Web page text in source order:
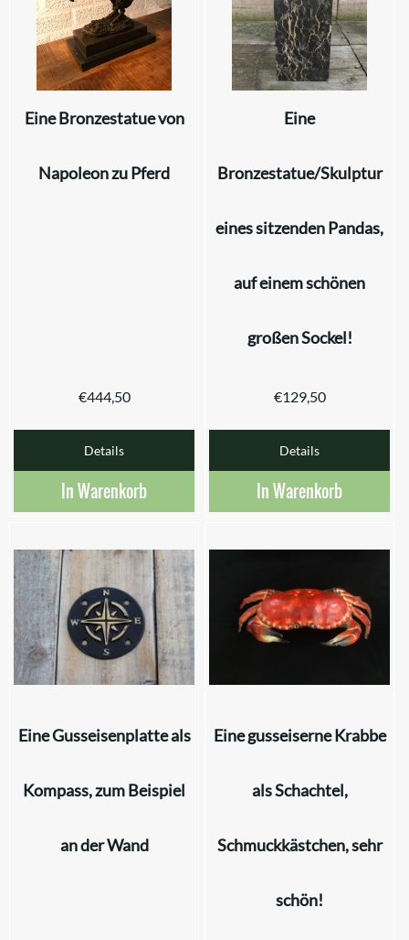
Eine Bronzestatue von
Napoleon zu Pferd
€444,50
Details
In Warenkorb
Eine
Bronzestatue/Skulptur
eines sitzenden Pandas,
auf einem schönen
großen Sockel!
€129,50
Details
In Warenkorb
Eine Gusseisenplatte als
Kompass, zum Beispiel
an der Wand
Eine gusseiserne Krabbe
als Schachtel,
Schmuckkästchen, sehr
schön!